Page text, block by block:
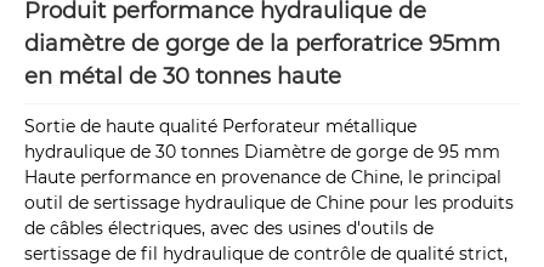
Produit performance hydraulique de
diamètre de gorge de la perforatrice 95mm
en métal de 30 tonnes haute
Sortie de haute qualité Perforateur métallique
hydraulique de 30 tonnes Diamètre de gorge de 95 mm
Haute performance en provenance de Chine, le principal
outil de sertissage hydraulique de Chine pour les produits
de câbles électriques, avec des usines d'outils de
sertissage de fil hydraulique de contrôle de qualité strict,